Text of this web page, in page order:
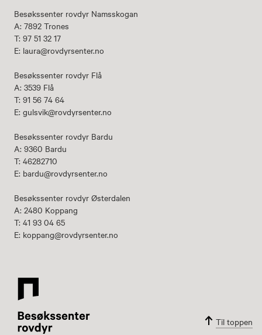
Besøkssenter rovdyr Namsskogan
A: 7892 Trones
T: 97 51 32 17
E: laura@rovdyrsenter.no
Besøkssenter rovdyr Flå
A: 3539 Flå
T: 91 56 74 64
E: gulsvik@rovdyrsenter.no
Besøkssenter rovdyr Bardu
A: 9360 Bardu
T: 46282710
E: bardu@rovdyrsenter.no
Besøkssenter rovdyr Østerdalen
A: 2480 Koppang
T: 41 93 04 65
E: koppang@rovdyrsenter.no
Til toppen